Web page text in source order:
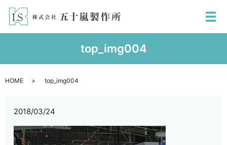
メ
top_img004
HOME top_img004
2018/03/24